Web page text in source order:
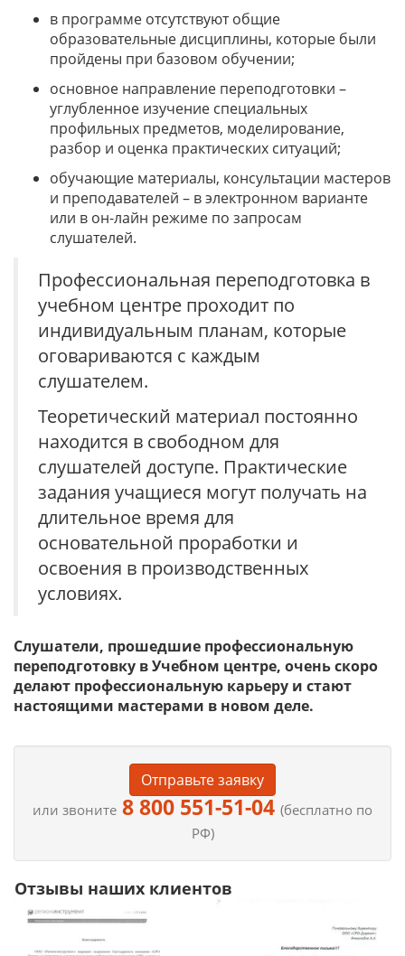
в программе отсутствуют общие
образовательные дисциплины, которые были
пройдены при базовом обучении;
основное направление переподготовки –
углубленное изучение специальных
профильных предметов, моделирование,
разбор и оценка практических ситуаций;
обучающие материалы, консультации мастеров
и преподавателей – в электронном варианте
или в он-лайн режиме по запросам
слушателей.
Профессиональная переподготовка в
учебном центре проходит по
индивидуальным планам, которые
оговариваются с каждым
слушателем.
Теоретический материал постоянно
находится в свободном для
слушателей доступе. Практические
задания учащиеся могут получать на
длительное время для
основательной проработки и
освоения в производственных
условиях.
Слушатели, прошедшие профессиональную
переподготовку в Учебном центре, очень скоро
делают профессиональную карьеру и стают
настоящими мастерами в новом деле.
Отправьте заявку
или звоните 8 800 551-51-04 (бесплатно по
РФ)
Отзывы наших клиентов